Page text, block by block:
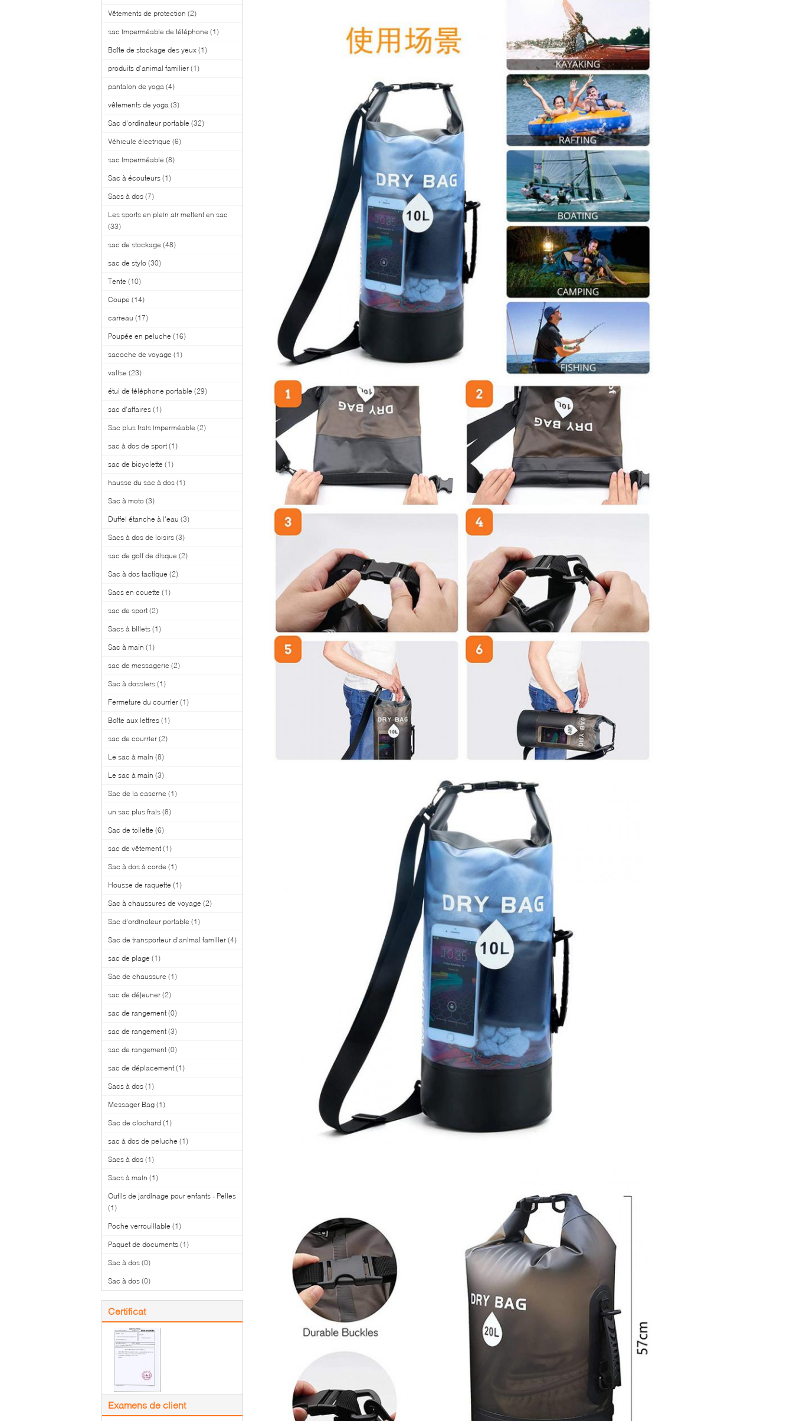
Vêtements de protection (2)
sac imperméable de téléphone (1)
Boîte de stockage des yeux (1)
produits d'animal familier (1)
pantalon de yoga (4)
vêtements de yoga (3)
Sac d'ordinateur portable (32)
Véhicule électrique (6)
sac imperméable (8)
Sac à écouteurs (1)
Sacs à dos (7)
Les sports en plein air mettent en sac
(33)
sac de stockage (48)
sac de stylo (30)
Tente (10)
Coupe (14)
carreau (17)
Poupée en peluche (16)
sacoche de voyage (1)
valise (23)
étui de téléphone portable (29)
sac d'affaires (1)
Sac plus frais imperméable (2)
sac à dos de sport (1)
sac de bicyclette (1)
hausse du sac à dos (1)
Sac à moto (3)
Duffel étanche à l'eau (3)
Sacs à dos de loisirs (3)
sac de golf de disque (2)
Sac à dos tactique (2)
Sacs en couette (1)
sac de sport (2)
Sacs à billets (1)
Sac à main (1)
sac de messagerie (2)
Sac à dossiers (1)
Fermeture du courrier (1)
Boîte aux lettres (1)
sac de courrier (2)
Le sac à main (8)
Le sac à main (3)
Sac de la caserne (1)
un sac plus frais (8)
Sac de toilette (6)
sac de vêtement (1)
Sac à dos à corde (1)
Housse de raquette (1)
Sac à chaussures de voyage (2)
Sac d'ordinateur portable (1)
Sac de transporteur d'animal familier (4)
sac de plage (1)
Sac de chaussure (1)
sac de déjeuner (2)
sac de rangement (0)
sac de rangement (3)
sac de rangement (0)
sac de déplacement (1)
Sacs à dos (1)
Messager Bag (1)
Sac de clochard (1)
sac à dos de peluche (1)
Sacs à dos (1)
Sacs à main (1)
Outils de jardinage pour enfants - Pelles
(1)
Poche verrouillable (1)
Paquet de documents (1)
Sac à dos (0)
Sac à dos (0)
Certificat
Examens de client